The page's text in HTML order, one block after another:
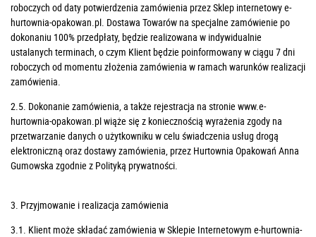
roboczych od daty potwierdzenia zamówienia przez Sklep internetowy e-
hurtownia-opakowan.pl. Dostawa Towarów na specjalne zamówienie po
dokonaniu 100% przedpłaty,będzie realizowana w indywidualnie
ustalanych terminach, o czym Klient będzie poinformowany w ciągu 7 dni
roboczych od momentu złożenia zamówienia w ramach warunków realizacji
zamówienia.
2.5. Dokonanie zamówienia, a także rejestracja na stronie www.e-
hurtownia-opakowan.plwiąże się z koniecznością wyrażenia zgody na
przetwarzanie danych o użytkowniku w celu świadczenia usług drogą
elektroniczną oraz dostawy zamówienia, przez Hurtownia Opakowań Anna
Gumowska zgodnie z Polityką prywatności.
3. Przyjmowanie i realizacja zamówienia
3.1. Klient może składać zamówienia w Sklepie Internetowym e-hurtownia-